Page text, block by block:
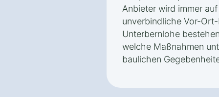
Anbieter wird immer
unverbindliche Vor-
Unterbernlohe
welche Maßnahmen
baulichen